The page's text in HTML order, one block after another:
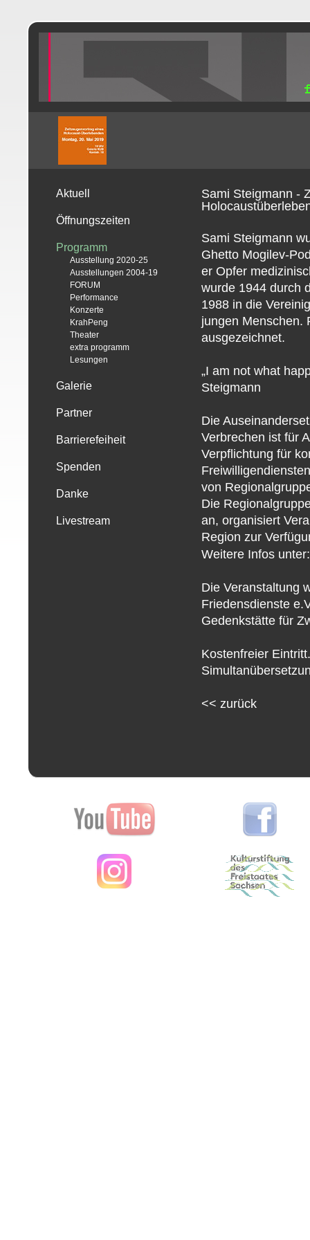
Aktuell
Öffnungszeiten
Programm
Ausstellung 2020-25
Ausstellungen 2004-19
FORUM
Performance
Konzerte
KrahPeng
Theater
extra programm
Lesungen
Galerie
Partner
Barrierefeiheit
Spenden
Danke
Livestream
Sami Steigmann -
Sami Steigmann
Ghetto Mogilev-
er Opfer
wurde 1944 durch
1988 in die
jungen Menschen.
ausgezeichnet.
„I am not what
Steigmann
Die
Verbrechen ist für
Verpflichtung für
von
Die
an, organisiert
Region zur
Weitere Infos
Die Veranstaltung
Friedensdienste
Gedenkstätte für
Kostenfreier
<< zurück